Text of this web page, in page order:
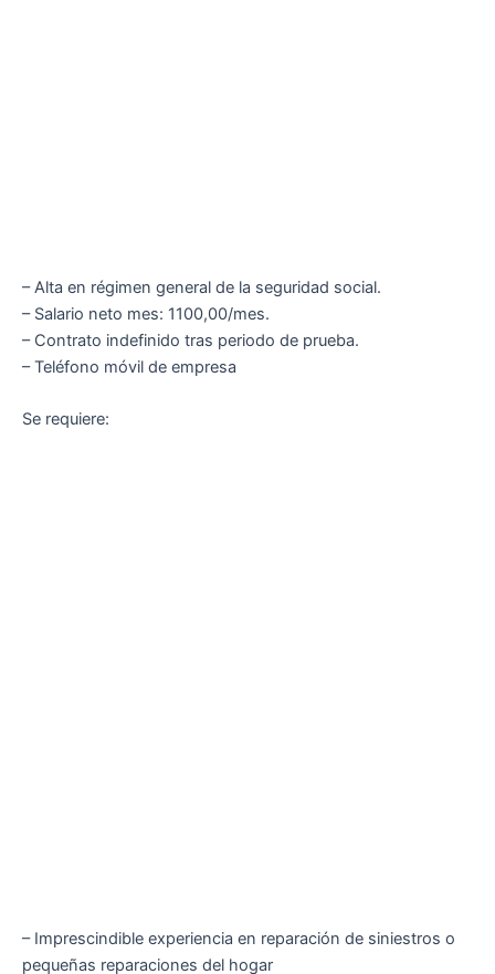
– Alta en régimen general de la seguridad social.
– Salario neto mes: 1100,00/mes.
– Contrato indefinido tras periodo de prueba.
– Teléfono móvil de empresa
Se requiere:
– Imprescindible experiencia en reparación de siniestros o
pequeñas reparaciones del hogar